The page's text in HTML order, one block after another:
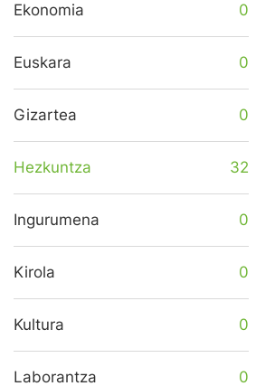
Ekonomia 0
Euskara 0
Gizartea 0
Hezkuntza 32
Ingurumena 0
Kirola 0
Kultura 0
Laborantza 0